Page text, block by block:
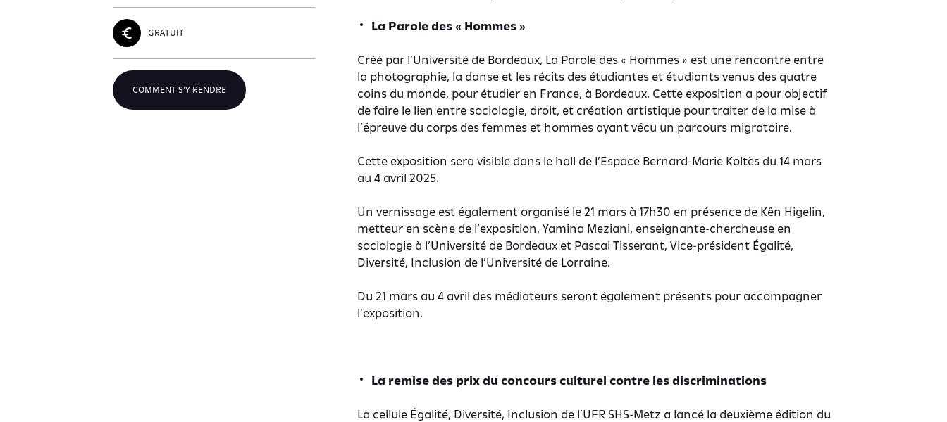
GRATUIT
COMMENT S'Y RENDRE
La Parole des « Hommes »
Créé par l’Université de Bordeaux, La Parole des « Hommes » est une rencontre entre
la photographie, la danse et les récits des étudiantes et étudiants venus des quatre
coins du monde, pour étudier en France, à Bordeaux. Cette exposition a pour objectif
de faire le lien entre sociologie, droit, et création artistique pour traiter de la mise à
l’épreuve du corps des femmes et hommes ayant vécu un parcours migratoire.
Cette exposition sera visible dans le hall de l’Espace Bernard-Marie Koltès du 14 mars
au 4 avril 2025.
Un vernissage est également organisé le 21 mars à 17h30 en présence de Kên Higelin,
metteur en scène de l’exposition, Yamina Meziani, enseignante-chercheuse en
sociologie à l’Université de Bordeaux et Pascal Tisserant, Vice-président Égalité,
Diversité, Inclusion de l’Université de Lorraine.
Du 21 mars au 4 avril des médiateurs seront également présents pour accompagner
l’exposition.
La remise des prix du concours culturel contre les discriminations
La cellule Égalité, Diversité, Inclusion de l’UFR SHS-Metz a lancé la deuxième édition du